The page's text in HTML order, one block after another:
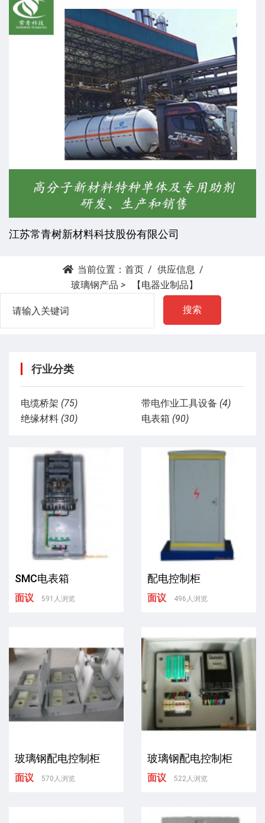
江苏常青树新材料科技股份有限公司
当前位置： 首页
供应信息
玻璃钢产品 > 【电器业制品】
搜索
行业分类
电缆桥架 (75) 带电作业工具设备 (4)
绝缘材料 (30) 电表箱 (90)
SMC电表箱
面议 591人浏览
配电控制柜
面议 496人浏览
玻璃钢配电控制柜
面议 570人浏览
玻璃钢配电控制柜
面议 522人浏览